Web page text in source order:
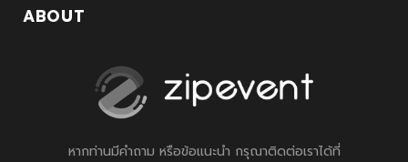
ABOUT
หากท่านมีคำถาม หรือข้อแนะนำ กรุณาติดต่อเราได้ที่